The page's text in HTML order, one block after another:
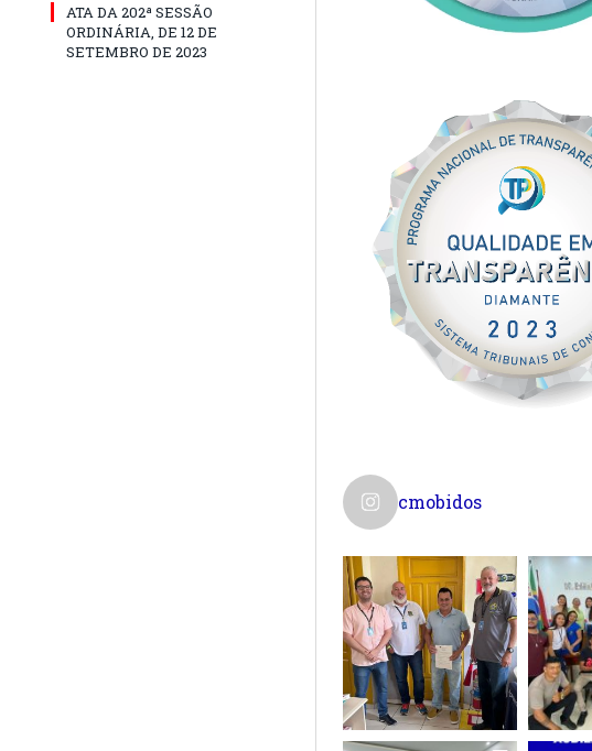
ATA DA 202ª SESSÃO
ORDINÁRIA, DE 12 DE
SETEMBRO DE 2023
cmobidos